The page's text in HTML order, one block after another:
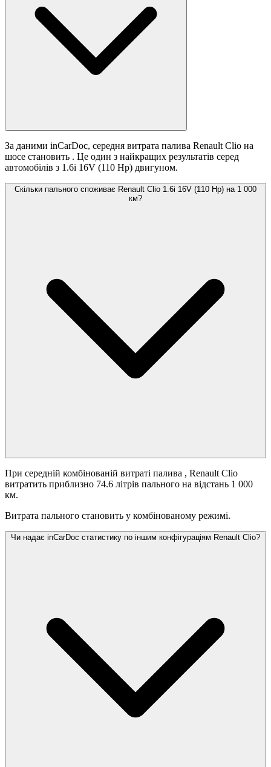
За даними inCarDoc, середня витрата палива Renault Clio на
шосе становить . Це один з найкращих результатів серед
автомобілів з 1.6i 16V (110 Hp) двигуном.
Скільки пального споживає Renault Clio 1.6i 16V (110 Hp) на 1 000
км?
При середній комбінованій витраті палива , Renault Clio
витратить приблизно 74.6 літрів пального на відстань 1 000
км.
Витрата пального становить у комбінованому режимі.
Чи надає inCarDoc статистику по іншим конфігураціям Renault Clio?